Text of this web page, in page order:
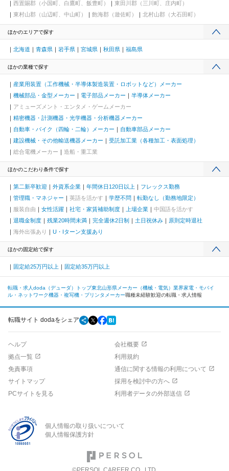
西置賜郡（小国町、白鷹町、飯豊町）
東田川郡（三川町、庄内町）
東村山郡（山辺町、中山町）
飽海郡（遊佐町） 北村山郡（大石田町）
ほかのエリアで探す
北海道 青森県 岩手県 宮城県 秋田県 福島県
ほかの業種で探す
産業用装置（工作機械・半導体製造装置・ロボットなど）メーカー
機械部品・金型メーカー
電子部品メーカー
半導体メーカー
アミューズメント・エンタメ・ゲームメーカー
精密機器・計測機器・光学機器・分析機器メーカー
自動車・バイク（四輪・二輪）メーカー
自動車部品メーカー
建設機械・その他輸送機器メーカー
受託加工業（各種加工・表面処理）
総合電機メーカー
造船・重工業
ほかのこだわり条件で探す
第二新卒歓迎 外資系企業 年間休日120日以上
フレックス勤務
管理職・マネジャー
英語を活かす 学歴不問
転勤なし（勤務地限定）
服装自由
女性活躍 社宅・家賃補助制度 上場企業
中国語を活かす
退職金制度
残業20時間未満 完全週休2日制 土日祝休み
原則定時退社
海外出張あり
U・Iターン支援あり
ほかの固定給で探す
固定給25万円以上 固定給35万円以上
転職・求人doda（デューダ）トップ東北山形県 メーカー（機械・電気）業界家電・モバイ
ル・ネットワーク機器・複写機・プリンタメーカー職種未経験歓迎の転職・求人情報
転職サイト dodaをシェア
ヘルプ
会社概要
拠点一覧
利用規約
免責事項
通信に関する情報の利用について
サイトマップ
採用を検討中の方へ
PCサイトを見る
利用者データの外部送信
個人情報の取り扱いについて
個人情報保護方針